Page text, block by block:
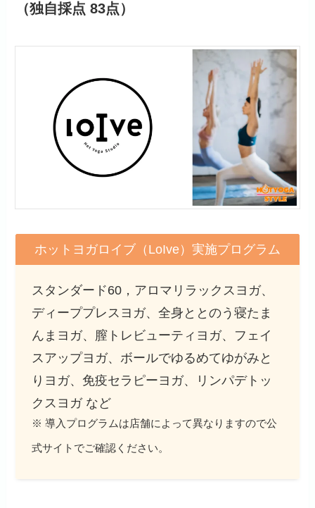
（独自採点 83点）
ホットヨガロイブ（LoIve）実施プログラム
スタンダード60，アロマリラックスヨガ、
ディーププレスヨガ、全身ととのう寝たま
んまヨガ、膣トレビューティヨガ、フェイ
スアップヨガ、ボールでゆるめてゆがみと
りヨガ、免疫セラピーヨガ、リンパデトッ
クスヨガ など
※ 導入プログラムは店舗によって異なりますので公
式サイトでご確認ください。